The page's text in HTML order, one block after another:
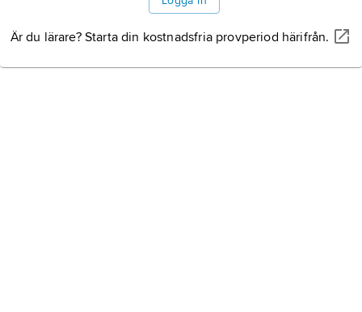
Är du lärare? Starta din kostnadsfria provperiod härifrån.